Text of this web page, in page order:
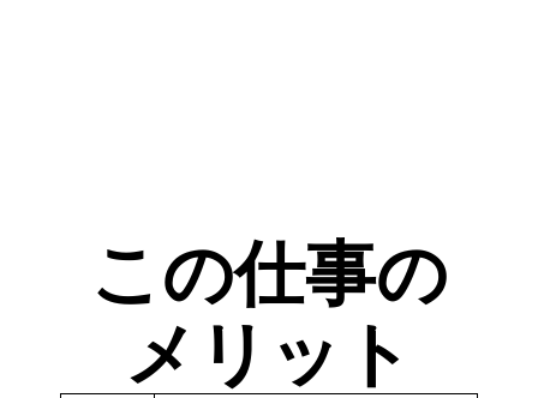
この仕事の
メリット